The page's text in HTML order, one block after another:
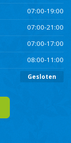
07:00-19:00
07:00-21:00
07:00-17:00
08:00-11:00
Gesloten